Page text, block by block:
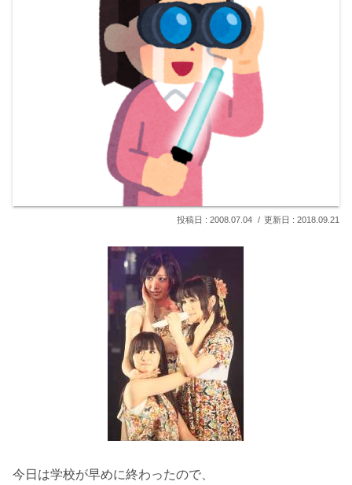
2008.07.04 2018.09.21
今日は学校が早めに終わったので、